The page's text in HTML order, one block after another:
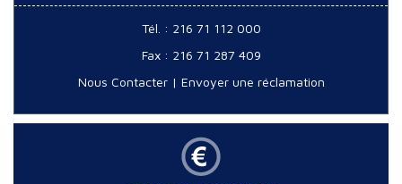
Tél. : 216 71 112 000
Fax : 216 71 287 409
Nous Contacter| Envoyer une réclamation